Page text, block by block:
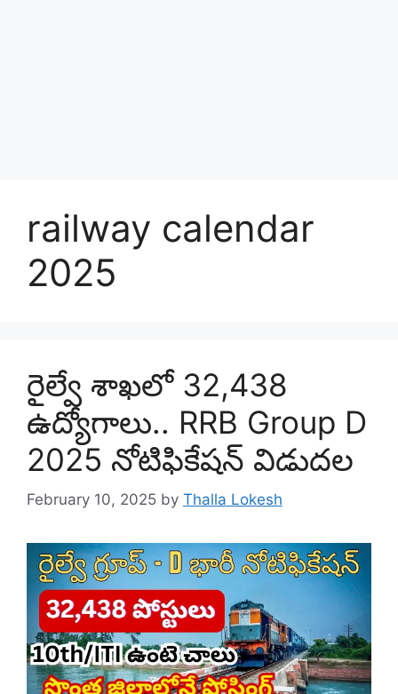
railway calendar
2025
రైల్వే శాఖలో 32,438
ఉద్యోగాలు.. RRB Group D
2025 నోటిఫికేషన్‌ విడుదల
February 10, 2025 by Thalla Lokesh